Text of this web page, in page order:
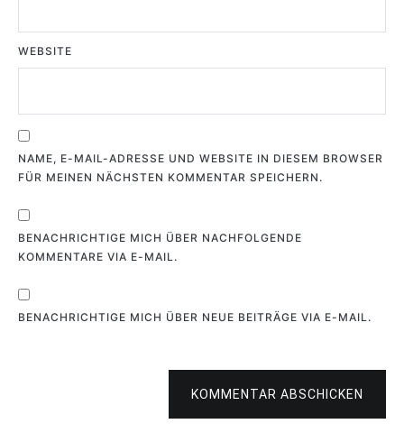
WEBSITE
NAME, E-MAIL-ADRESSE UND WEBSITE IN DIESEM BROWSER
FÜR MEINEN NÄCHSTEN KOMMENTAR SPEICHERN.
BENACHRICHTIGE MICH ÜBER NACHFOLGENDE
KOMMENTARE VIA E-MAIL.
BENACHRICHTIGE MICH ÜBER NEUE BEITRÄGE VIA E-MAIL.
KOMMENTAR ABSCHICKEN